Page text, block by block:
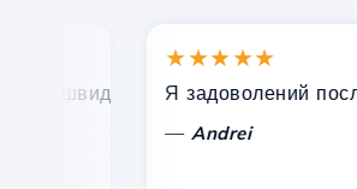
та ефективна технічна
★★★★★
Я задоволений
Andrei